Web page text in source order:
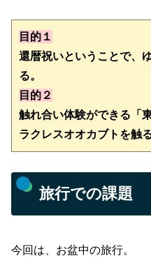
目的１
還暦祝いということで、
目的２
触れ合い体験ができる「
ラクレスオオカブトを触
旅行での課題
今回は、お盆中の旅行。